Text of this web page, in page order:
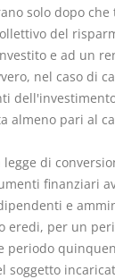
solo dopo
del
e ad un
nel caso di
almeno pari al
di
finanziari
e
eredi, per un
periodo
soggetto